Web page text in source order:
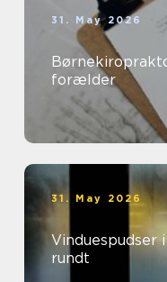
31. May 2026
forælder
31. May 2026
Vinduespudser
rundt